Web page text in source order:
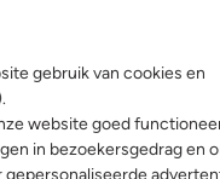
gebruik van cookies en
website goed
in bezoekersgedrag en